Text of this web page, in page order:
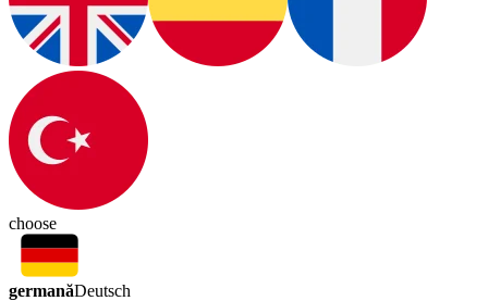
choose
germanăDeutsch